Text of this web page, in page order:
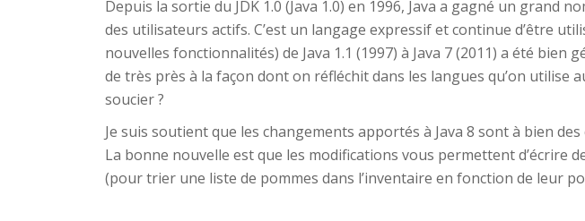
Depuis la sortie du JDK 1.0 (Java 1.0) en 1996, Java a gagné un
des utilisateurs actifs. C’est un langage expressif et continue d’être
nouvelles fonctionnalités) de Java 1.1 (1997) à Java 7 (2011) a été
de très près à la façon dont on réfléchit dans les langues qu’on
soucier ?
Je suis soutient que les changements apportés à Java 8 sont à bien
La bonne nouvelle est que les modifications vous permettent d’écrire
(pour trier une liste de pommes dans l’inventaire en fonction de leur